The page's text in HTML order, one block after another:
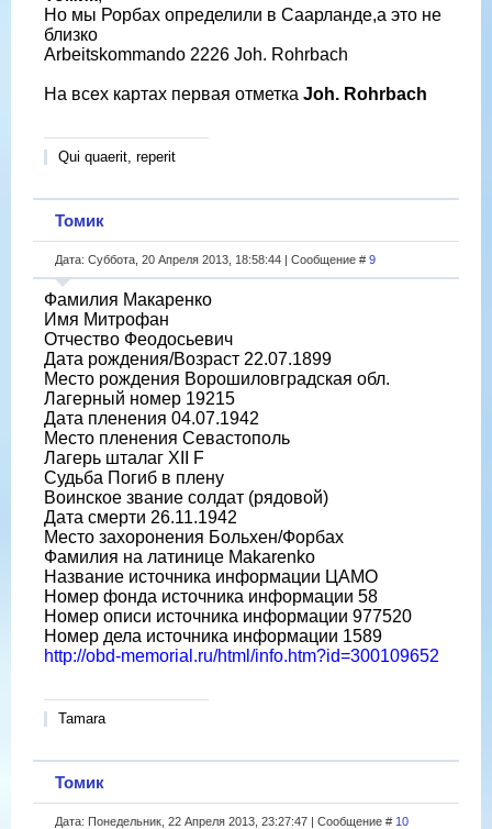
Но мы Рорбах определили в Саарланде,а это не
близко
Arbeitskommando 2226 Joh. Rohrbach
На всех картах первая отметка Joh. Rohrbach
Qui quaerit, reperit
Томик
Дата: Суббота, 20 Апреля 2013, 18:58:44 | Сообщение # 9
Фамилия Макаренко
Имя Митрофан
Отчество Феодосьевич
Дата рождения/Возраст 22.07.1899
Место рождения Ворошиловградская обл.
Лагерный номер 19215
Дата пленения 04.07.1942
Место пленения Севастополь
Лагерь шталаг XII F
Судьба Погиб в плену
Воинское звание солдат (рядовой)
Дата смерти 26.11.1942
Место захоронения Больхен/Форбах
Фамилия на латинице Makarenko
Название источника информации ЦАМО
Номер фонда источника информации 58
Номер описи источника информации 977520
Номер дела источника информации 1589
http://obd-memorial.ru/html/info.htm?id=300109652
Tamara
Томик
Дата: Понедельник, 22 Апреля 2013, 23:27:47 | Сообщение # 10